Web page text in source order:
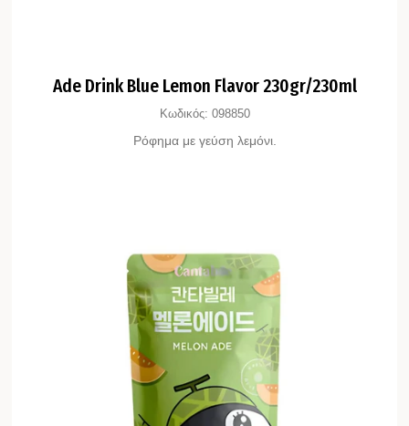
Ade Drink Blue Lemon Flavor 230gr/230ml
Κωδικός: 098850
Ρόφημα με γεύση λεμόνι.